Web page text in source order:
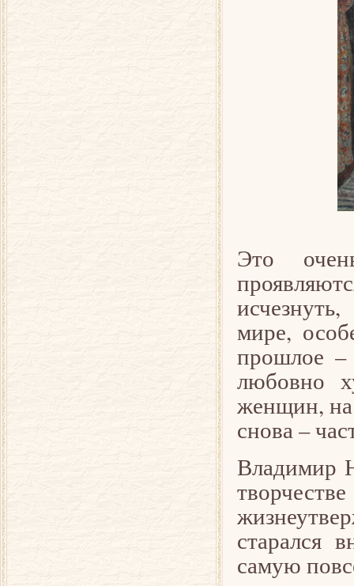
Это
мире,
прошлое –
любовно
женщин, на
снова –
Владимир
старался
самую